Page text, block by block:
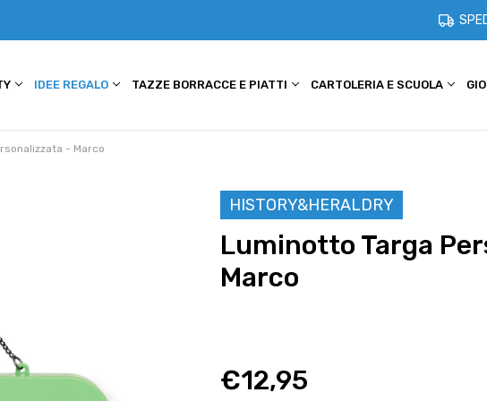
IDEE REGALO TAZZE BORRACCE E PIATTI CARTOLERIA E SCUOLA
- Marco
HISTORY&HERALDRY
Luminotto Targa
Marco
€12,95